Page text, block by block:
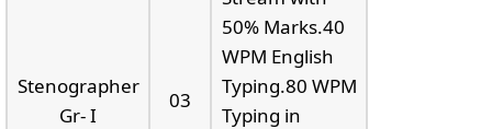
Stenographer
Gr- I
03
50% Marks.40
WPM English
Typing.80 WPM
Typing in